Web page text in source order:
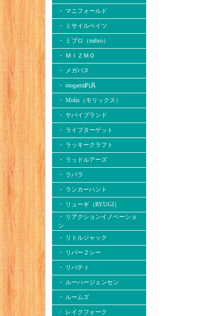
・ マニフォールド
・ ミサイルベイツ
・ ミブロ（mibro）
・ ＭＩＺＭＯ
・ メガバス
・ mogami釣具
・ Molix（モリックス）
・ ヤバイブランド
・ ライブターゲット
・ ラッキークラフト
・ ラッドルアーズ
・ ラパラ
・ ランカーハント
・ リューギ（RYUGI）
・ リアクションイノベーショ
ン
・ リトルジャック
・ リバー２シー
・ リバティ
・ ルーハージェンセン
・ ルームズ
・ レイクフォーク